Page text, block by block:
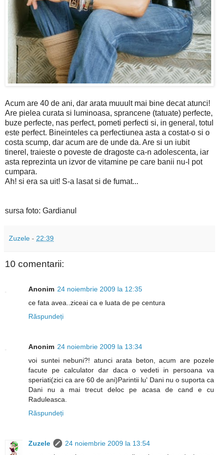
Acum are 40 de ani, dar arata muuult mai bine decat atunci!
Are pielea curata si luminoasa, sprancene (tatuate) perfecte,
buze perfecte, nas perfect, pometi perfecti si, in general, totul
este perfect. Bineinteles ca perfectiunea asta a costat-o si o
costa scump, dar acum are de unde da. Are si un iubit
tinerel, traieste o poveste de dragoste ca-n adolescenta, iar
asta reprezinta un izvor de vitamine pe care banii nu-l pot
cumpara.
Ah! si era sa uit! S-a lasat si de fumat...
sursa foto: Gardianul
Zuzele - 22:39
10 comentarii:
Anonim 24 noiembrie 2009 la 12:35
ce fata avea..ziceai ca e luata de pe centura
Răspundeți
Anonim 24 noiembrie 2009 la 13:34
voi suntei nebuni?! atunci arata beton, acum are pozele
facute pe calculator dar daca o vedeti in persoana va
speriati(zici ca are 60 de ani)Parintii lu' Dani nu o suporta ca
Dani nu a mai trecut deloc pe acasa de cand e cu
Raduleasca.
Răspundeți
Zuzele
24 noiembrie 2009 la 13:54